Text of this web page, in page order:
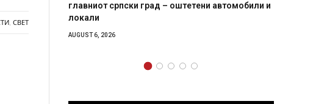
СВЕТ
главниот српски град – оштетени автомобили и
локали
AUGUST 6, 2026